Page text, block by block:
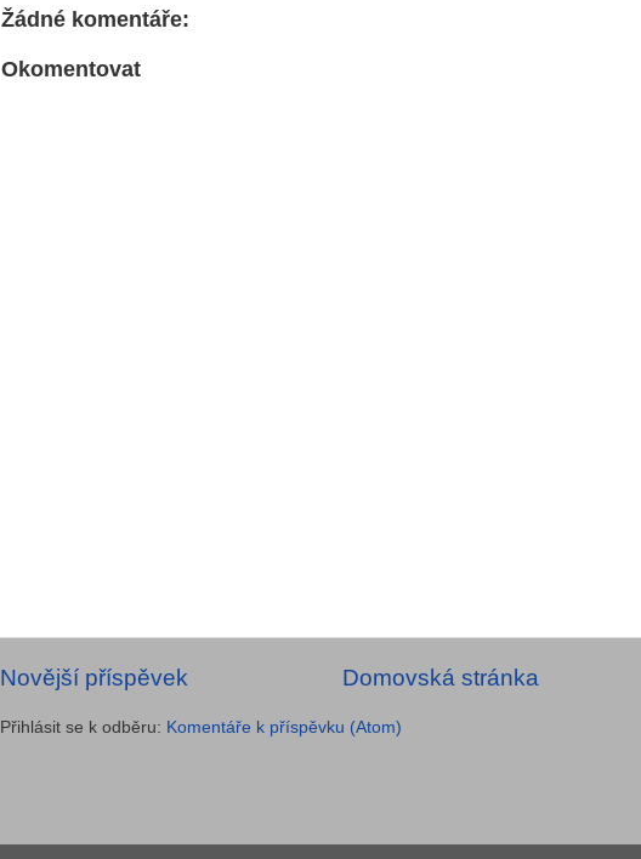
Žádné komentáře:
Okomentovat
Novější příspěvek Domovská stránka
Přihlásit se k odběru: Komentáře k příspěvku (Atom)